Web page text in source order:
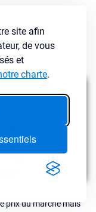
site afin
de vous
et
charte.
prix du marché mais